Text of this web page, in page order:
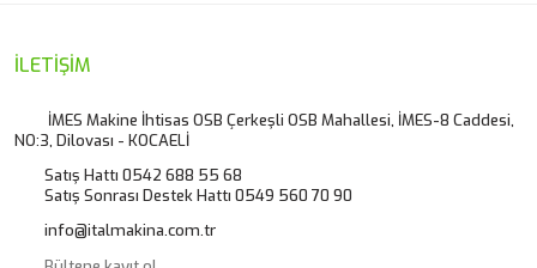
Ürün resmi kalitesiz, bozuk veya görüntülenemiyor.
Ürün bilgilerinde hatalar bulunuyor.
Ürün fiyatı diğer sitelerden daha pahalı.
Bu ürüne benzer farklı alternatifler olmalı.
İLETİŞİM
İMES Makine İhtisas OSB Çerkeşli OSB Mahallesi, İMES-8 Caddesi,
NO:3, Dilovası - KOCAELİ
Satış Hattı 0542 688 55 68
Satış Sonrası Destek Hattı 0549 560 70 90
info@italmakina.com.tr